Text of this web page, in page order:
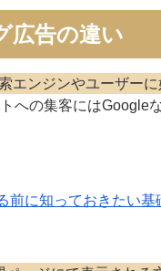
広告の違い
エンジンやユーザー
への集客にはGoogle
前に知っておきたい基